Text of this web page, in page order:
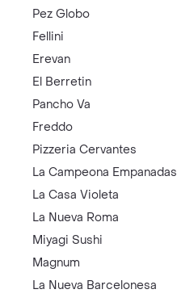
Pez Globo
Fellini
Erevan
El Berretin
Pancho Va
Freddo
Pizzeria Cervantes
La Campeona Empanadas
La Casa Violeta
La Nueva Roma
Miyagi Sushi
Magnum
La Nueva Barcelonesa